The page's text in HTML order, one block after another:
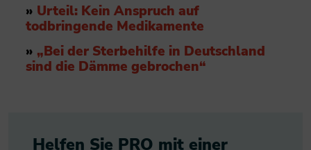
» Urteil: Kein Anspruch auf
todbringende Medikamente
» „Bei der Sterbehilfe in Deutschland
sind die Dämme gebrochen“
Helfen Sie PRO mit einer